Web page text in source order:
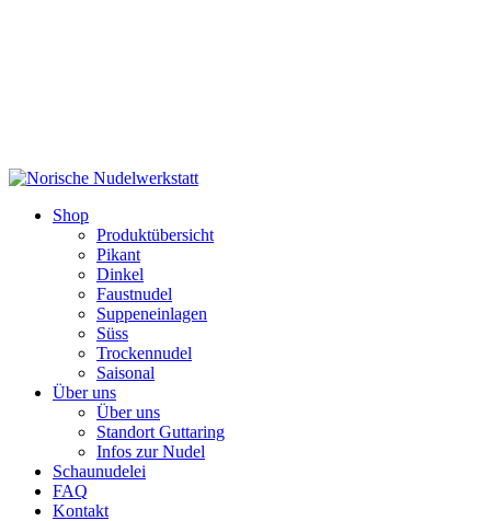
Shop
Produktübersicht
Pikant
Dinkel
Faustnudel
Suppeneinlagen
Süss
Trockennudel
Saisonal
Über uns
Über uns
Standort Guttaring
Infos zur Nudel
Schaunudelei
FAQ
Kontakt